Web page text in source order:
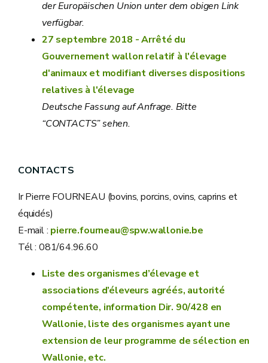
der Europäischen Union unter dem obigen Link
verfügbar.
27 septembre 2018 - Arrêté du
Gouvernement wallon relatif à l'élevage
d'animaux et modifiant diverses dispositions
relatives à l'élevage
Deutsche Fassung auf Anfrage. Bitte
“CONTACTS” sehen.
CONTACTS
Ir Pierre FOURNEAU (bovins, porcins, ovins, caprins et
équidés)
E-mail : pierre.fourneau@spw.wallonie.be
Tél : 081/64.96.60
Liste des organismes d’élevage et
associations d’éleveurs agréés, autorité
compétente, information Dir. 90/428 en
Wallonie, liste des organismes ayant une
extension de leur programme de sélection en
Wallonie, etc.